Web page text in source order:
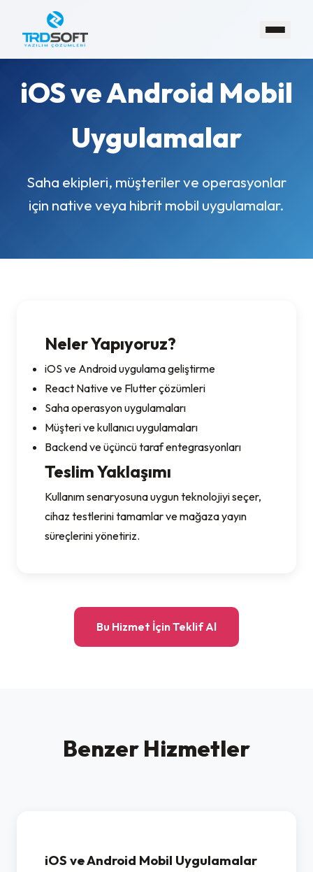
iOS ve Android Mobil
Uygulamalar
Saha ekipleri, müşteriler ve operasyonlar
için native veya hibrit mobil uygulamalar.
Neler Yapıyoruz?
iOS ve Android uygulama geliştirme
React Native ve Flutter çözümleri
Saha operasyon uygulamaları
Müşteri ve kullanıcı uygulamaları
Backend ve üçüncü taraf entegrasyonları
Teslim Yaklaşımı
Kullanım senaryosuna uygun teknolojiyi seçer,
cihaz testlerini tamamlar ve mağaza yayın
süreçlerini yönetiriz.
Bu Hizmet İçin Teklif Al
Benzer Hizmetler
iOS ve Android Mobil Uygulamalar